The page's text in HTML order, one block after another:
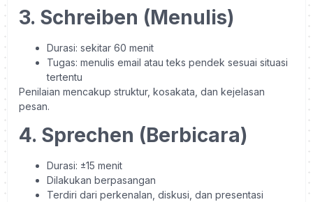
3. Schreiben (Menulis)
Durasi: sekitar 60 menit
Tugas: menulis email atau teks pendek sesuai situasi
tertentu
Penilaian mencakup struktur, kosakata, dan kejelasan
pesan.
4. Sprechen (Berbicara)
Durasi: ±15 menit
Dilakukan berpasangan
Terdiri dari perkenalan, diskusi, dan presentasi